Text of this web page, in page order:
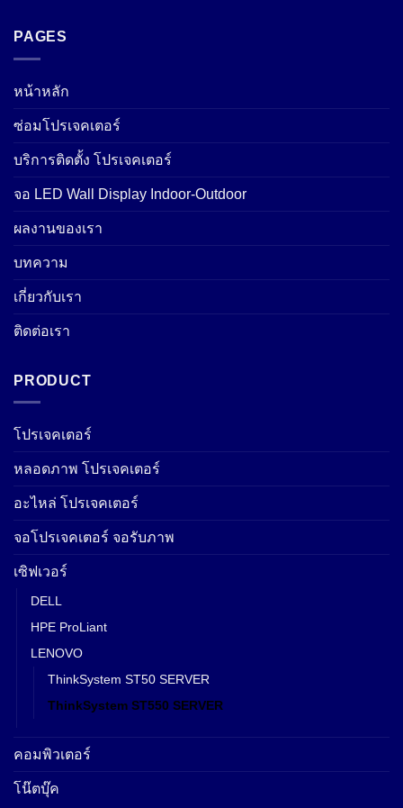
PAGES
หน้าหลัก
ซ่อมโปรเจคเตอร์
บริการติดตั้ง โปรเจคเตอร์
จอ LED Wall Display Indoor-Outdoor
ผลงานของเรา
บทความ
เกี่ยวกับเรา
ติดต่อเรา
PRODUCT
โปรเจคเตอร์
หลอดภาพ โปรเจคเตอร์
อะไหล่ โปรเจคเตอร์
จอโปรเจคเตอร์ จอรับภาพ
เซิฟเวอร์
DELL
HPE ProLiant
LENOVO
ThinkSystem ST50 SERVER
ThinkSystem ST550 SERVER
คอมพิวเตอร์
โน๊ตบุ๊ค